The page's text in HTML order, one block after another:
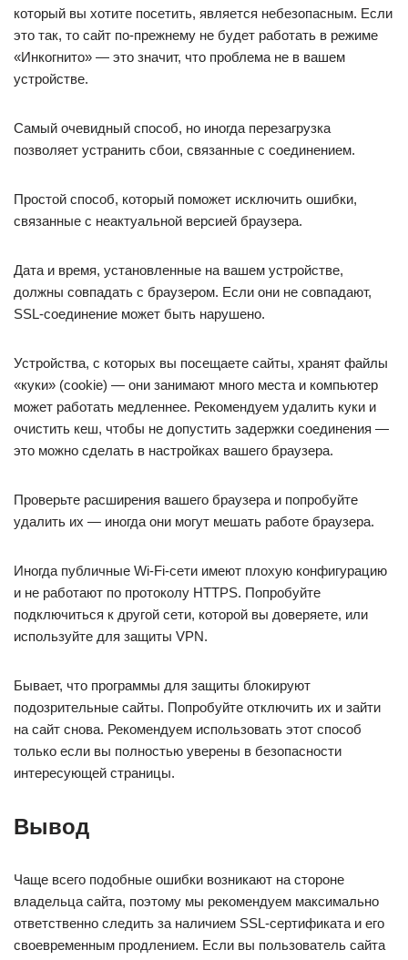
который вы хотите посетить, является небезопасным. Если
это так, то сайт по-прежнему не будет работать в режиме
«Инкогнито» — это значит, что проблема не в вашем
устройстве.
Самый очевидный способ, но иногда перезагрузка
позволяет устранить сбои, связанные с соединением.
Простой способ, который поможет исключить ошибки,
связанные с неактуальной версией браузера.
Дата и время, установленные на вашем устройстве,
должны совпадать с браузером. Если они не совпадают,
SSL-соединение может быть нарушено.
Устройства, с которых вы посещаете сайты, хранят файлы
«куки» (cookie) — они занимают много места и компьютер
может работать медленнее. Рекомендуем удалить куки и
очистить кеш, чтобы не допустить задержки соединения —
это можно сделать в настройках вашего браузера.
Проверьте расширения вашего браузера и попробуйте
удалить их — иногда они могут мешать работе браузера.
Иногда публичные Wi-Fi-сети имеют плохую конфигурацию
и не работают по протоколу HTTPS. Попробуйте
подключиться к другой сети, которой вы доверяете, или
используйте для защиты VPN.
Бывает, что программы для защиты блокируют
подозрительные сайты. Попробуйте отключить их и зайти
на сайт снова. Рекомендуем использовать этот способ
только если вы полностью уверены в безопасности
интересующей страницы.
Вывод
Чаще всего подобные ошибки возникают на стороне
владельца сайта, поэтому мы рекомендуем максимально
ответственно следить за наличием SSL-сертификата и его
своевременным продлением. Если вы пользователь сайта